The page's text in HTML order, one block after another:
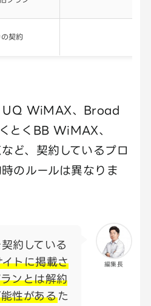
契約
UQ WiMAX、Broad
とくBB WiMAX、
ど、契約しているプロ
のルールは異なりま
編集長
約している
トに掲載さ
ンとは解約
性があるた